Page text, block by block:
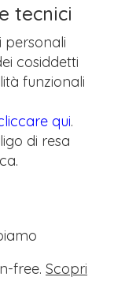
tecnici
personali
cosiddetti
funzionali
qui.
di resa
free. Scopri